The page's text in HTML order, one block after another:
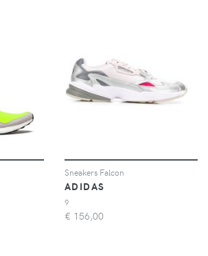
Sneakers Falcon
ADIDAS
9
€ 156,00